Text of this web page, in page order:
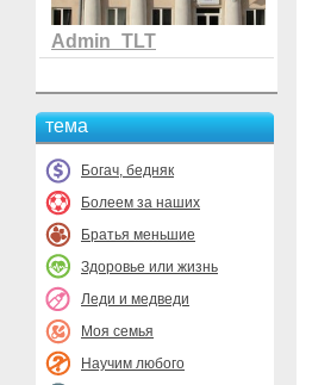
Admin_TLT
тема
Богач, бедняк
Болеем за наших
Братья меньшие
Здоровье или жизнь
Леди и медведи
Моя семья
Научим любого